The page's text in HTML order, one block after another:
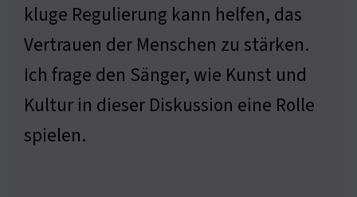
kluge Regulierung kann helfen, das
Vertrauen der Menschen zu stärken.
Ich frage den Sänger, wie Kunst und
Kultur in dieser Diskussion eine Rolle
spielen.